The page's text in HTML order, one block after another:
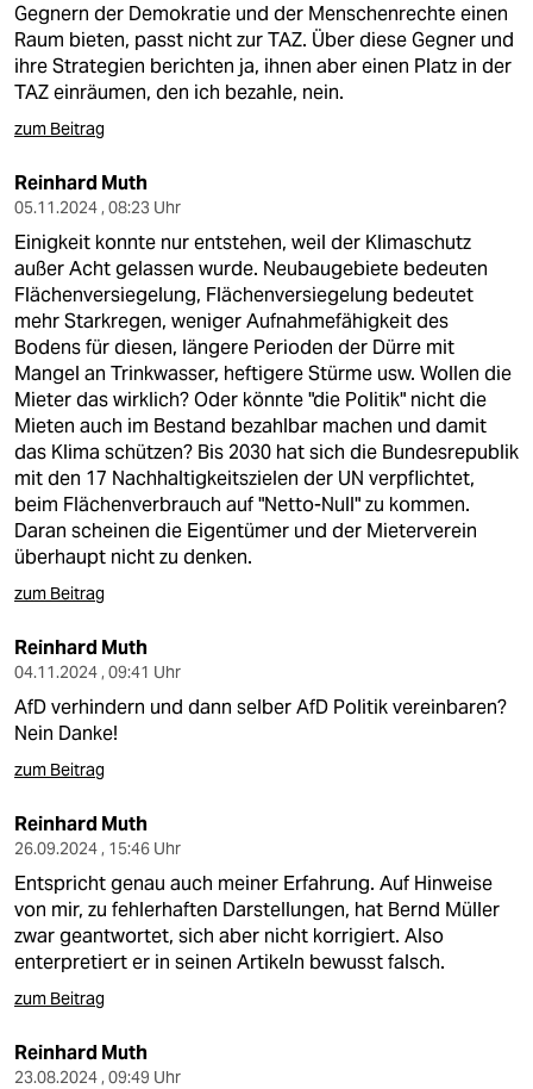
Gegnern der Demokratie und der Menschenrechte einen
Raum bieten, passt nicht zur TAZ. Über diese Gegner und
ihre Strategien berichten ja, ihnen aber einen Platz in der
TAZ einräumen, den ich bezahle, nein.
zum Beitrag
Reinhard Muth
05.11.2024 , 08:23 Uhr
Einigkeit konnte nur entstehen, weil der Klimaschutz
außer Acht gelassen wurde. Neubaugebiete bedeuten
Flächenversiegelung, Flächenversiegelung bedeutet
mehr Starkregen, weniger Aufnahmefähigkeit des
Bodens für diesen, längere Perioden der Dürre mit
Mangel an Trinkwasser, heftigere Stürme usw. Wollen die
Mieter das wirklich? Oder könnte "die Politik" nicht die
Mieten auch im Bestand bezahlbar machen und damit
das Klima schützen? Bis 2030 hat sich die Bundesrepublik
mit den 17 Nachhaltigkeitszielen der UN verpflichtet,
beim Flächenverbrauch auf "Netto-Null" zu kommen.
Daran scheinen die Eigentümer und der Mieterverein
überhaupt nicht zu denken.
zum Beitrag
Reinhard Muth
04.11.2024 , 09:41 Uhr
AfD verhindern und dann selber AfD Politik vereinbaren?
Nein Danke!
zum Beitrag
Reinhard Muth
26.09.2024 , 15:46 Uhr
Entspricht genau auch meiner Erfahrung. Auf Hinweise
von mir, zu fehlerhaften Darstellungen, hat Bernd Müller
zwar geantwortet, sich aber nicht korrigiert. Also
enterpretiert er in seinen Artikeln bewusst falsch.
zum Beitrag
Reinhard Muth
23.08.2024 , 09:49 Uhr